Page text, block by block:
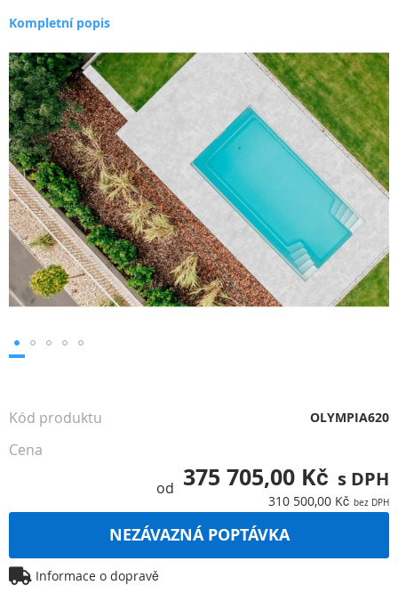
Kompletní popis
na
konec
galerie
s
obrázky
začátek
galerie
s
375 705,00 Kč
310 500,00 Kč
Cena
od
Kód produktu OLYMPIA620
NEZÁVAZNÁ POPTÁVKA
Informace o dopravě